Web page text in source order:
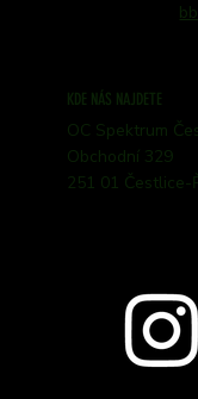
KDE NÁS NAJDETE
OC Spektrum
Obchodní 329
251 01 Čestlice-